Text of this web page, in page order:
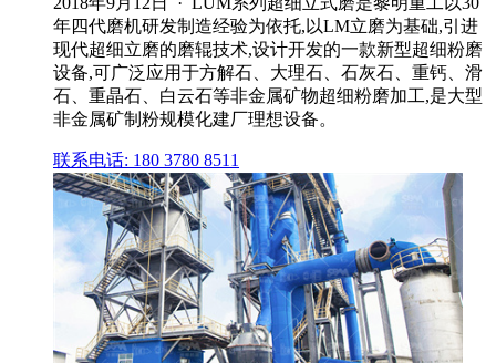
年四代磨机研发制造经验为依托,以LM立磨为基础,引进
现代超细立磨的磨辊技术,设计开发的一款新型超细粉磨
设备,可广泛应用于方解石、大理石、石灰石、重钙、滑
石、重晶石、白云石等非金属矿物超细粉磨加工,是大型
非金属矿制粉规模化建厂理想设备。
联系电话: 180 3780 8511